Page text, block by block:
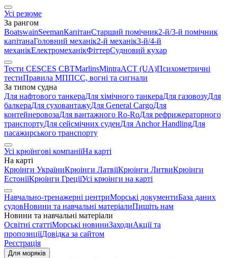
Усі резюме
За рангом
BoatswainSeemanКапітанСтарший помічник2-й/3-й помічник
капітанаГоловний механік2-й механік3-й/4-й
механікЕлектромеханікФіттерСудновий кухар
Тести CESCES CBTMarlinsMintraACT (UA)Психометричні
тестиПравила МППСС, вогні та сигнали
За типом судна
Для нафтового танкераДля хімічного танкераДля газовозуДля
балкераДля суховантажуДля General CargoДля
контейнеровозаДля вантажного Ro-RoДля рефрижераторного
транспортуДля сейсмічних суденДля Anchor HandlingДля
пасажирського транспорту
Усі крюїнгові компаніїНа карті
На карті
Крюінги УкраїниКрюінги ЛатвіїКрюінги ЛитвиКрюінги
ЕстоніїКрюінги ГреціїУсі крюінги на карті
Навчально-тренажерні центриМорські документиБаза даних
судовНовини та навчальні матеріалиПишіть нам
Новини та навчальні матеріали
Освітні статтіМорські новиниЗаходиАкції та
пропозиціїДовідка за сайтом
Реєстрація
Для моряків